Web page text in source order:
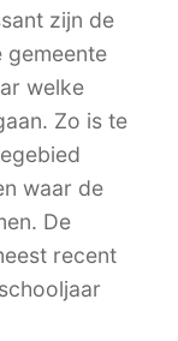
zijn de
gemeente
welke
Zo is te
waar de
De
recent